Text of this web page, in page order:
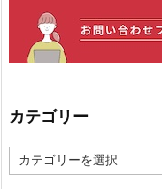
カテゴリー
テ